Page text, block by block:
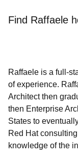
Find Raffaele
Raffaele is a full-
of experience.
Architect then
then Enterprise
States to
Red Hat
knowledge of the